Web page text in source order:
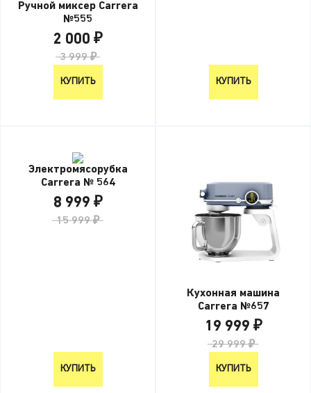
Ручной миксер Carrera
№555
2 000 ₽
3 999 ₽
КУПИТЬ КУПИТЬ
Электромясорубка
Carrera № 564
8 999 ₽
15 999 ₽
КУПИТЬ
Кухонная машина
Carrera №657
19 999 ₽
29 999 ₽
КУПИТЬ